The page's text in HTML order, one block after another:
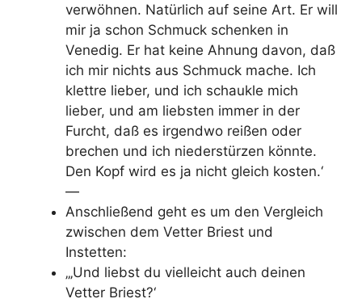
verwöhnen. Natürlich auf seine Art. Er will
mir ja schon Schmuck schenken in
Venedig. Er hat keine Ahnung davon, daß
ich mir nichts aus Schmuck mache. Ich
klettre lieber, und ich schaukle mich
lieber, und am liebsten immer in der
Furcht, daß es irgendwo reißen oder
brechen und ich niederstürzen könnte.
Den Kopf wird es ja nicht gleich kosten.‘
—
Anschließend geht es um den Vergleich
zwischen dem Vetter Briest und
Instetten:
„‚Und liebst du vielleicht auch deinen
Vetter Briest?‘